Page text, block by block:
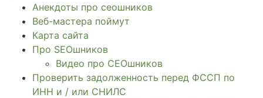
Анекдоты про сеошников
Веб-мастера поймут
Карта сайта
Про SEOшников
Видео про СЕОшников
Проверить задолженность перед ФССП по
ИНН и / или СНИЛС